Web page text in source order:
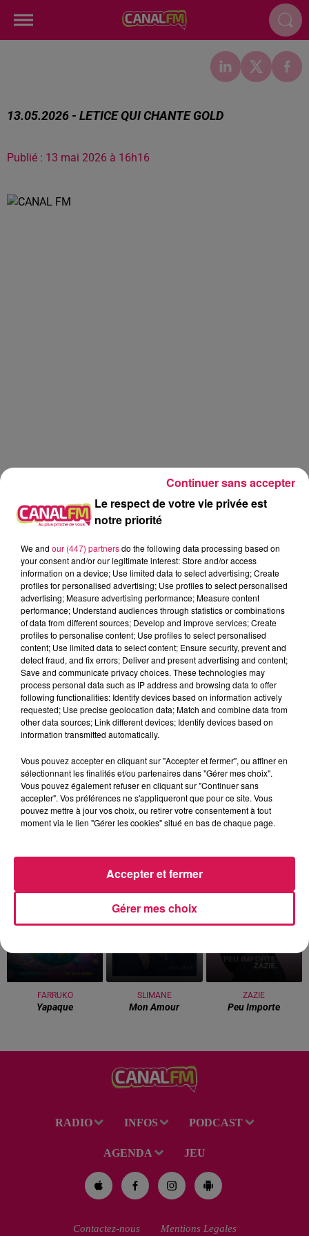
13.05.2026 - LETICE QUI CHANTE GOLD
Publié : 13 mai 2026 à 16h16
Réveil Canal FM
Angy Mayeux
13.05.2026 - Letice qui chante gold
0:00 1 min 4 sec
13 mai 2026 - 1 min 4 sec
13.05.2026 - LETICE QUI CHANTE GOLD
Revivez les meilleurs moments du Réveil de Canal FM
FARRUKO
Yapaque
11h52
11h52
SLIMANE
Mon Amour
ZAZIE
Peu Importe
RADIO INFOS PODCAST
AGENDA JEU
Contactez-nous Mentions Legales
Le respect de votre vie privée est
notre priorité
We and our (447) partnersdo the following data processing based on
your consent and/or our legitimate interest: Store and/or access
information on a device; Use limited data to select advertising; Create
profiles for personalised advertising; Use profiles to select personalised
advertising; Measure advertising performance; Measure content
performance; Understand audiences through statistics or combinations
of data from different sources; Develop and improve services; Create
profiles to personalise content; Use profiles to select personalised
content; Use limited data to select content; Ensure security, prevent and
detect fraud, and fix errors; Deliver and present advertising and content;
Save and communicate privacy choices. These technologies may
process personal data such as IP address and browsing data to offer
following functionalities: Identify devices based on information actively
requested; Use precise geolocation data; Match and combine data from
other data sources; Link different devices; Identify devices based on
information transmitted automatically.
Vous pouvez accepter en cliquant sur "Accepter et fermer", ou affiner en
sélectionnant les finalités et/ou partenaires dans "Gérer mes choix".
Vous pouvez également refuser en cliquant sur "Continuer sans
accepter". Vos préférences ne s'appliqueront que pour ce site. Vous
pouvez mettre à jour vos choix, ou retirer votre consentement à tout
moment via le lien "Gérer les cookies" situé en bas de chaque page.
Gérer mes choix
Accepter et fermer
Continuer sans accepter